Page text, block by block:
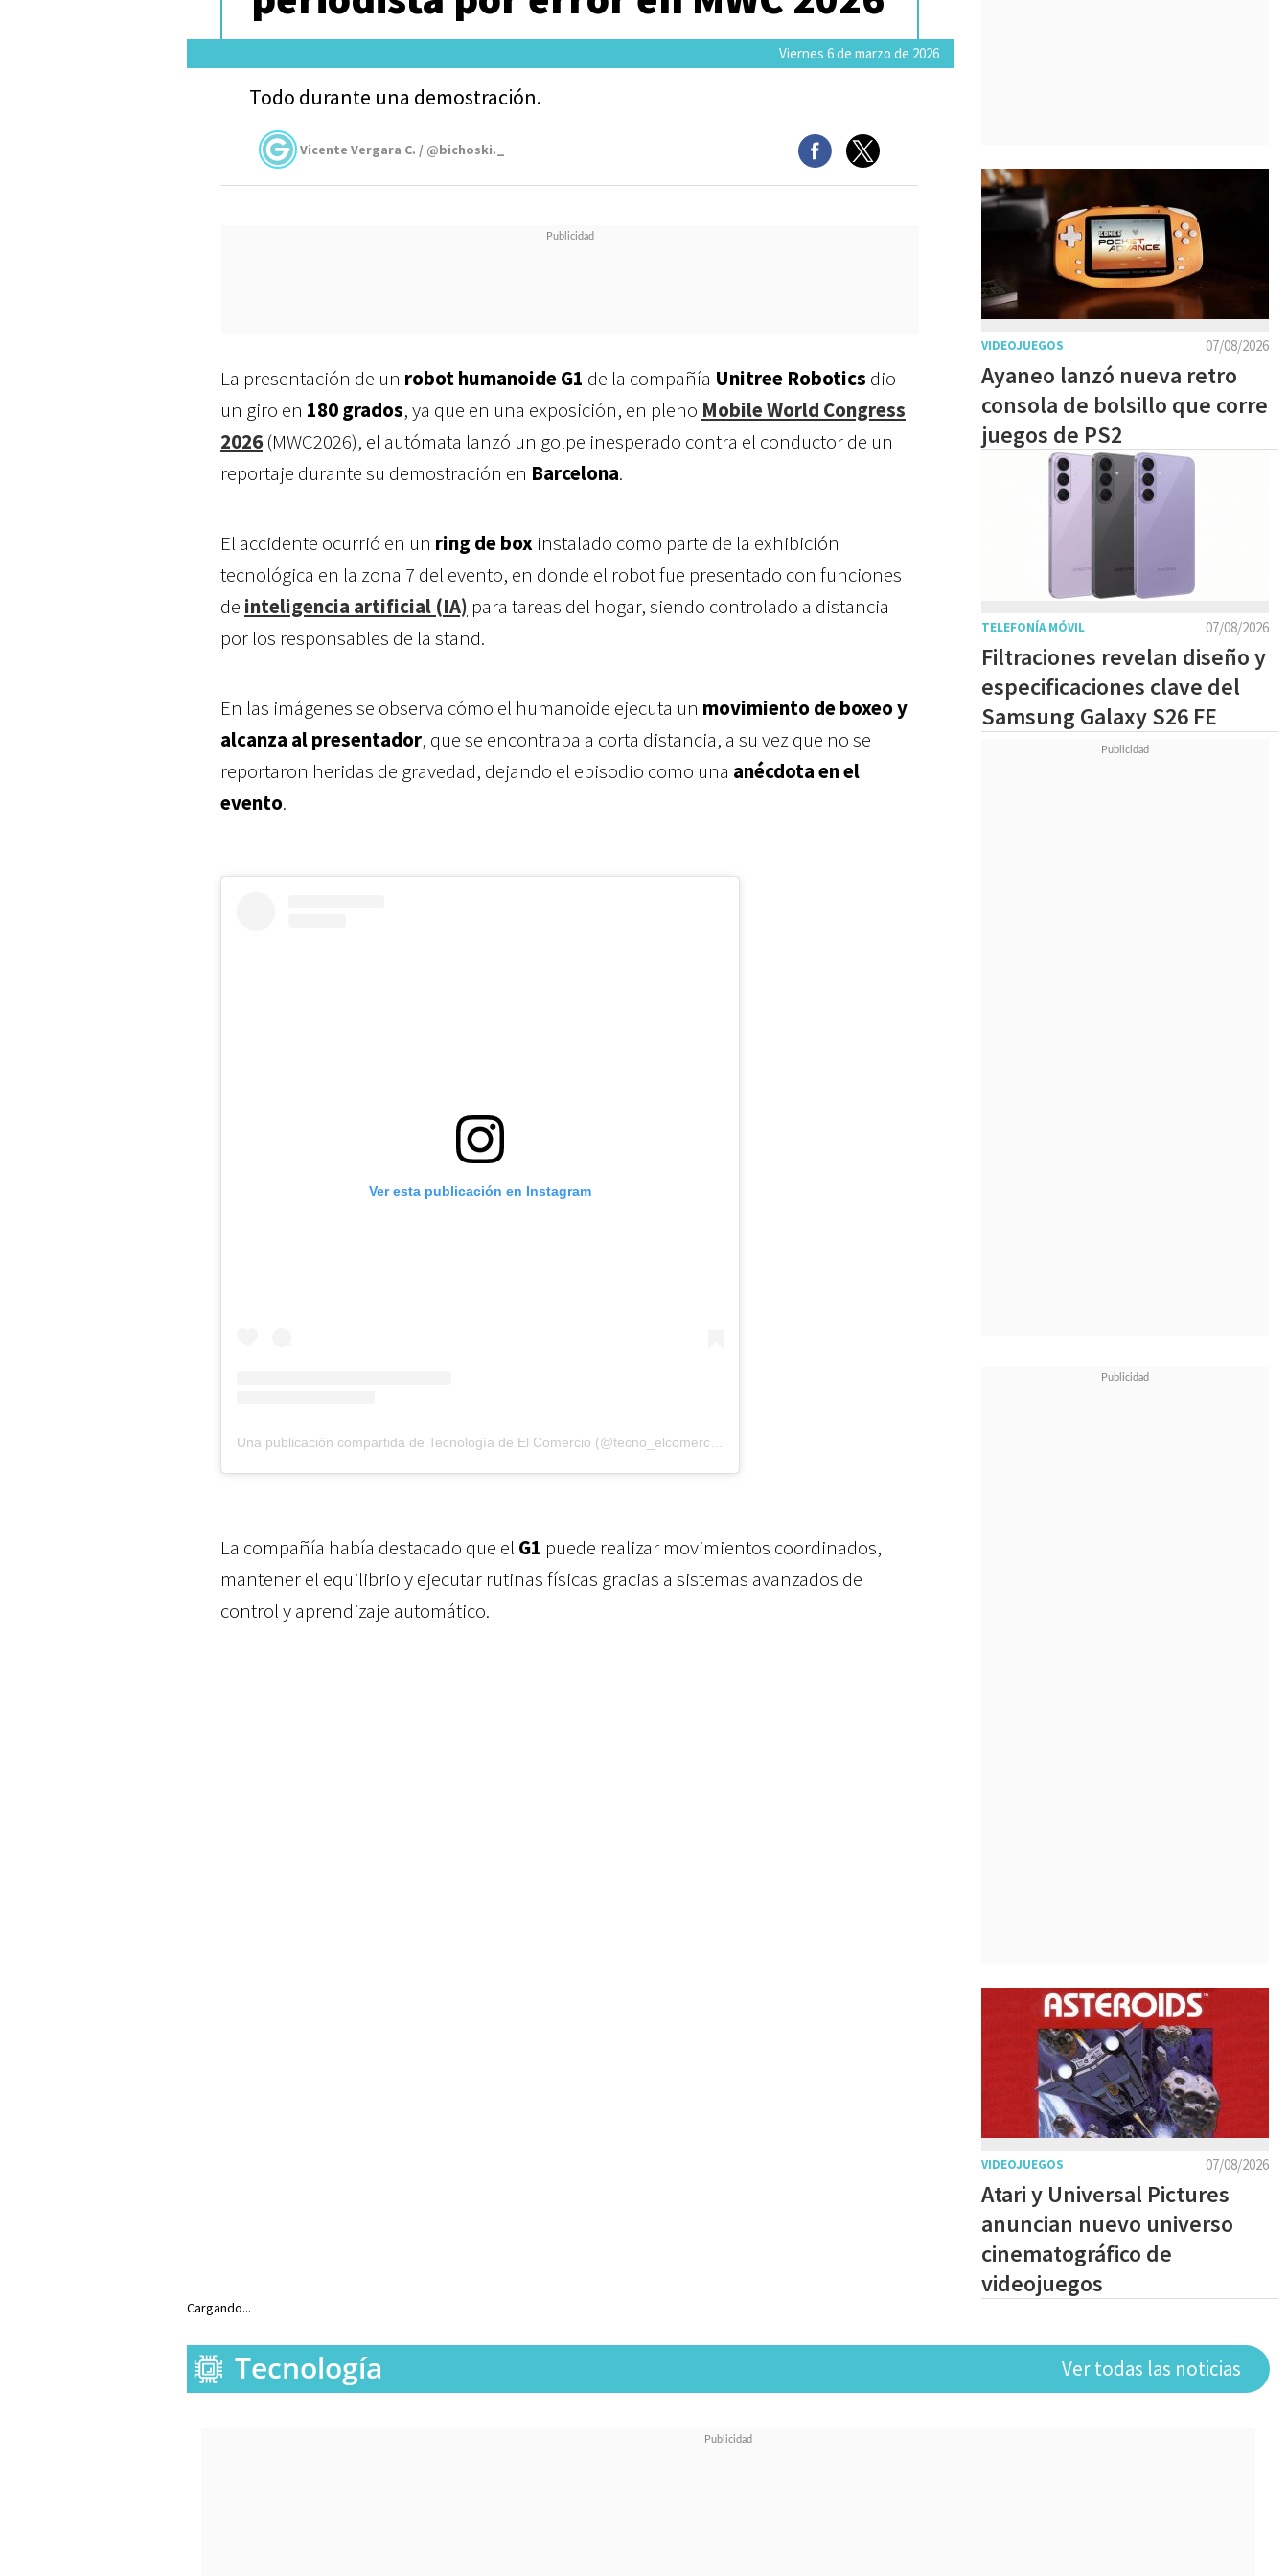
Viernes 6 de marzo de 2026
Todo durante una demostración.
Vicente Vergara C. / @bichoski._
La presentación de un robot humanoide G1 de la compañía Unitree Robotics dio
un giro en 180 grados, ya que en una exposición, en pleno Mobile World Congress
2026(MWC2026), el autómata lanzó un golpe inesperado contra el conductor de un
reportaje durante su demostración en Barcelona.
El accidente ocurrió en un ring de box instalado como parte de la exhibición
tecnológica en la zona 7 del evento, en donde el robot fue presentado con funciones
de inteligencia artificial (IA) para tareas del hogar, siendo controlado a distancia
por los responsables de la stand.
En las imágenes se observa cómo el humanoide ejecuta un movimiento de boxeo y
alcanza al presentador, que se encontraba a corta distancia, a su vez que no se
reportaron heridas de gravedad, dejando el episodio como una anécdota en el
evento.
Ver esta publicación en Instagram
La compañía había destacado que el G1 puede realizar movimientos coordinados,
mantener el equilibrio y ejecutar rutinas físicas gracias a sistemas avanzados de
control y aprendizaje automático.
07/08/2026
VIDEOJUEGOS
Ayaneo lanzó nueva retro
consola de bolsillo que corre
juegos de PS2
07/08/2026
TELEFONÍA MÓVIL
Filtraciones revelan diseño y
especificaciones clave del
Samsung Galaxy S26 FE
07/08/2026
VIDEOJUEGOS
Atari y Universal Pictures
anuncian nuevo universo
cinematográfico de
videojuegos
Cargando...
Ver todas las noticias
Tecnología